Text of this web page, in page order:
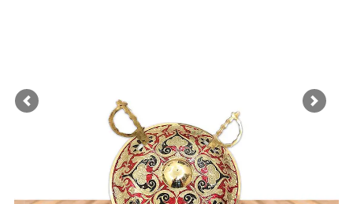
Previous Next